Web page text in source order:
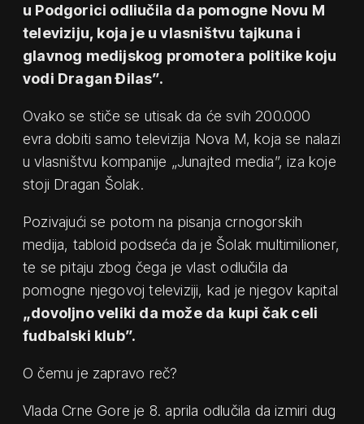
u Podgorici odliučila da pomogne Novu M
televiziju, koja je u vlasništvu tajkuna i
glavnog medijskog promotera politike koju
vodi Dragan Đilas”.
Ovako se stiče se utisak da će svih 200.000
evra dobiti samo televizija Nova M, koja se nalazi
u vlasništvu kompanije „Junajted media”, iza koje
stoji Dragan Šolak.
Pozivajući se potom na pisanja crnogorskih
medija, tabloid podseća da je Šolak multimilioner,
te se pitaju zbog čega je vlast odlučila da
pomogne njegovoj televiziji, kad je njegov kapital
„dovoljno veliki da može da kupi čak celi
fudbalski klub”.
O čemu je zapravo reč?
Vlada Crne Gore je 8. aprila odlučila da izmiri dug